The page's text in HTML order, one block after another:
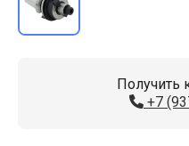
Получить
+7